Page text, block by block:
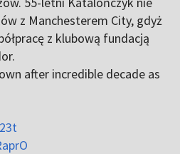
z Manchesterem City, gdyż
z klubową fundacją
after incredible decade as